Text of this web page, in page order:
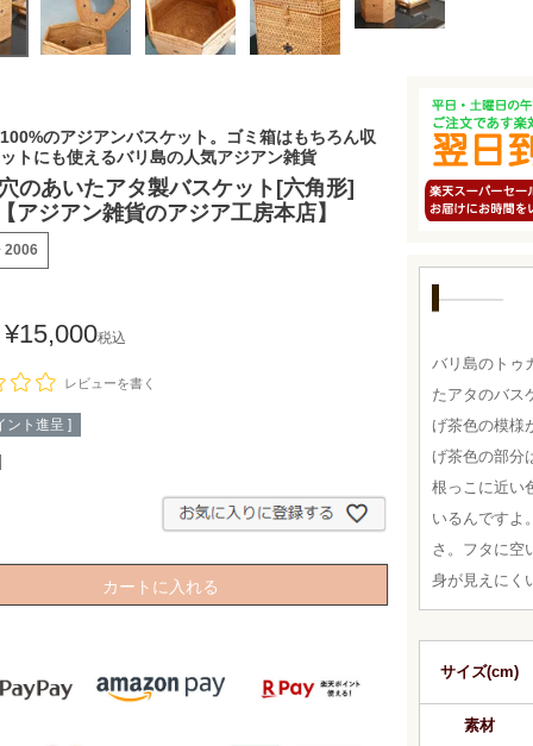
のアジアンバスケット。ゴミ箱はもちろん収
トにも使えるバリ島の人気アジアン雑貨
のあいたアタ製バスケット[六角形]
アジアン雑貨のアジア工房本店】
2006
¥15,000税込
レビューを書く
ント進呈 ]
カートに入れる
バリ島のトゥ
たアタのバス
げ茶色の模様
げ茶色の部分
根っこに近い
いるんですよ
さ。フタに空
身が見えにく
サイズ(cm)
素材